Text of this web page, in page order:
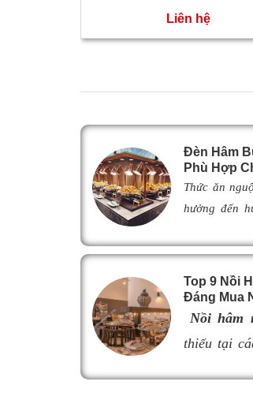
Liên hệ
Đèn Hâm
Phù Hợp
Thức ăn
hưởng đến
giải pháp
lựa chọn
ngon như
thế nào,
đèn hâm
Hãy cùng
Top 9 Nồi
Đáng Mua
Nồi hâm
thiếu tại